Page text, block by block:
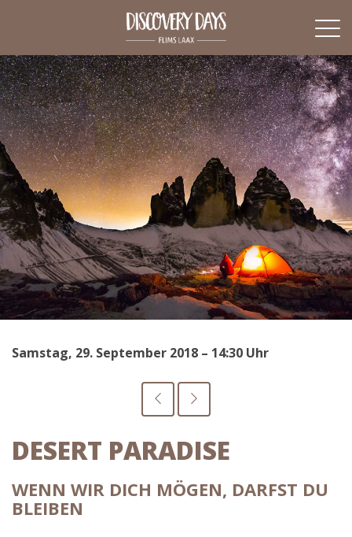
Samstag, 29. September 2018 – 14:30 Uhr
DESERT PARADISE
WENN WIR DICH MÖGEN, DARFST DU
BLEIBEN